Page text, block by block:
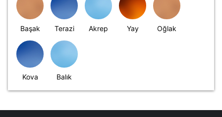
Başak Terazi Akrep Yay Oğlak
Kova Balık